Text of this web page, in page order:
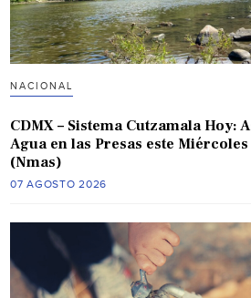
NACIONAL
CDMX – Sistema Cutzamala Hoy:
Agua en las Presas este
(Nmas)
07 AGOSTO 2026